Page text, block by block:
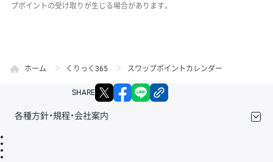
プポイントの受け取りが生じる場合があります。
ホーム くりっく365 スワップポイントカレンダー
SHARE X facebook
各種方針・規程・会社案内